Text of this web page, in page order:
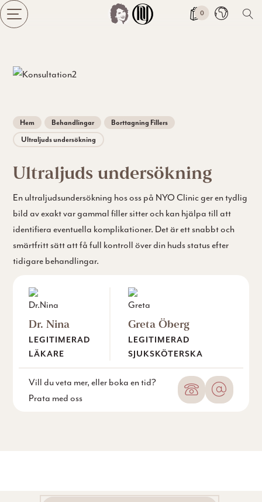
0
Hem Behandlingar
Borttagning Fillers
Ultraljuds undersökning
Ultraljuds undersökning
En ultraljudsundersökning hos oss på NYO Clinic ger en tydlig
bild av exakt var gammal filler sitter och kan hjälpa till att
identifiera eventuella komplikationer. Det är ett snabbt och
smärtfritt sätt att få full kontroll över din huds status efter
tidigare behandlingar.
Dr. Nina
LEGITIMERAD
LÄKARE
Greta Öberg
LEGITIMERAD
SJUKSKÖTERSKA
Vill du veta mer, eller boka en tid?
Prata med oss
PhoneEmail